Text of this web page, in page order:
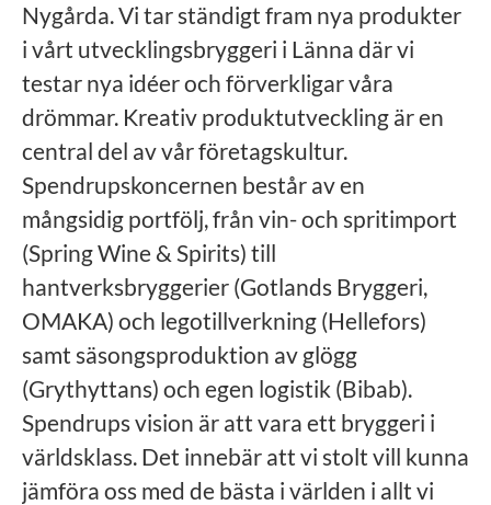
Nygårda. Vi tar ständigt fram nya produkter
i vårt utvecklingsbryggeri i Länna där vi
testar nya idéer och förverkligar våra
drömmar. Kreativ produktutveckling är en
central del av vår företagskultur.
Spendrupskoncernen består av en
mångsidig portfölj, från vin- och spritimport
(Spring Wine & Spirits) till
hantverksbryggerier (Gotlands Bryggeri,
OMAKA) och legotillverkning (Hellefors)
samt säsongsproduktion av glögg
(Grythyttans) och egen logistik (Bibab).
Spendrups vision är att vara ett bryggeri i
världsklass. Det innebär att vi stolt vill kunna
jämföra oss med de bästa i världen i allt vi